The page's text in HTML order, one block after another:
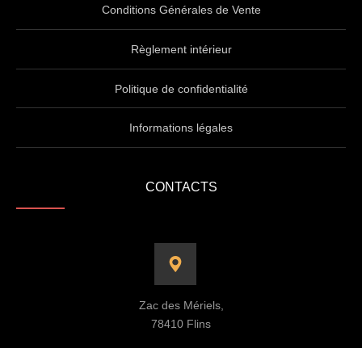
Conditions Générales de Vente
Règlement intérieur
Politique de confidentialité
Informations légales
CONTACTS
Zac des Mériels,
78410 Flins